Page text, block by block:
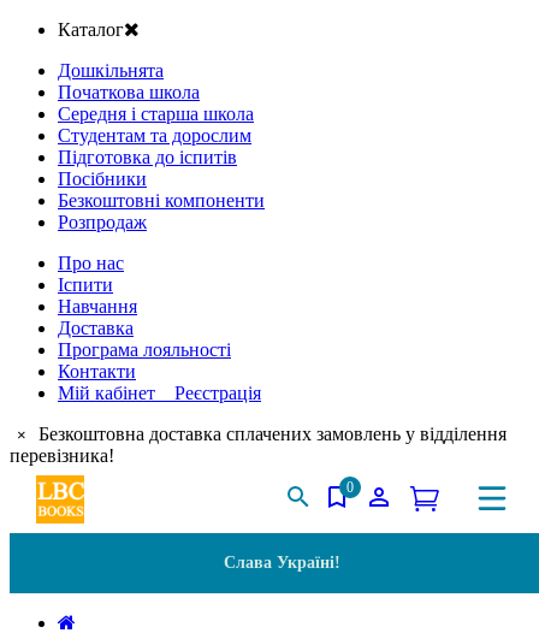
Каталог
Дошкільнята
Початкова школа
Середня і старша школа
Студентам та дорослим
Підготовка до іспитів
Посібники
Безкоштовні компоненти
Розпродаж
Про нас
Іспити
Навчання
Доставка
Програма лояльності
Контакти
Мій кабінет Реєстрація
×
Безкоштовна доставка сплачених замовлень у відділення
перевізника!
0
Слава Україні!